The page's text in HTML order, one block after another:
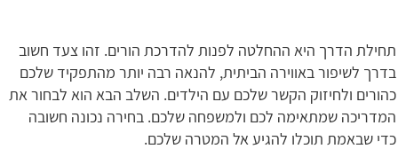
תחילת הדרך היא ההחלטה לפנות להדרכת הורים. זהו צעד חשוב
בדרך לשיפור באווירה הביתית, להנאה רבה יותר מהתפקיד שלכם
כהורים ולחיזוק הקשר שלכם עם הילדים. השלב הבא הוא לבחור את
המדריכה שמתאימה לכם ולמשפחה שלכם. בחירה נכונה חשובה
כדי שבאמת תוכלו להגיע אל המטרה שלכם.